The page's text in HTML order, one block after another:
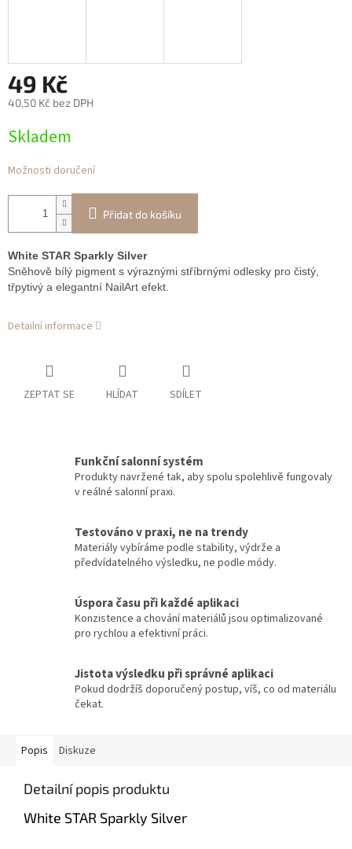
49 Kč
40,50 Kč bez DPH
cena:
Skladem
Možnosti doručení
Přidat do košíku
White STAR Sparkly Silver
Sněhově bílý pigment s výraznými stříbrnými odlesky pro čistý,
třpytivý a elegantní NailArt efekt.
Detailní informace
ZEPTAT SE HLÍDAT SDÍLET
Funkční salonní systém
Produkty navržené tak, aby spolu spolehlivě fungovaly
v reálné salonní praxi.
Testováno v praxi, ne na trendy
Materiály vybíráme podle stability, výdrže a
předvídatelného výsledku, ne podle módy.
Úspora času při každé aplikaci
Konzistence a chování materiálů jsou optimalizované
pro rychlou a efektivní práci.
Jistota výsledku při správné aplikaci
Pokud dodržíš doporučený postup, víš, co od materiálu
čekat.
Popis Diskuze
Detailní popis produktu
White STAR Sparkly Silver